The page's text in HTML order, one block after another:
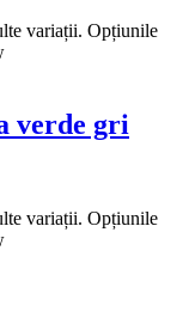
variații. Opțiunile
verde gri
variații. Opțiunile